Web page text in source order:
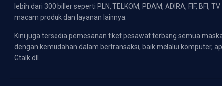
lebih dari 300 biller seperti PLN, TELKOM, PDAM, ADIRA, FIF,
macam produk dan layanan lainnya.
Kini juga tersedia pemesanan tiket pesawat terbang semua
dengan kemudahan dalam bertransaksi, baik melalui komputer,
Gtalk dll.